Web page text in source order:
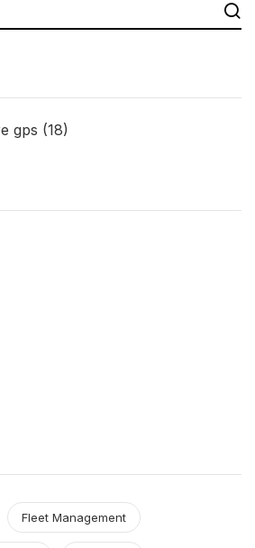
gps (18)
Fleet Management